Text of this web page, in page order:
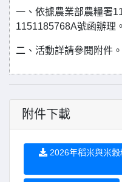
一、依據農業部農糧署
1151185768A號函辦理。
二、活動詳請參閱附件。
附件下載
2026年稻米與米穀